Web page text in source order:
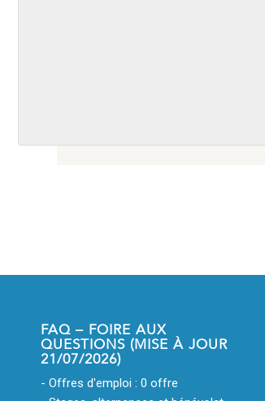
FAQ – FOIRE AUX
QUESTIONS (MISE À JOUR
21/07/2026)
- Offres d'emploi : 0 offre